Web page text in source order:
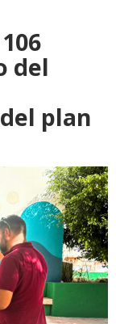
del
plan